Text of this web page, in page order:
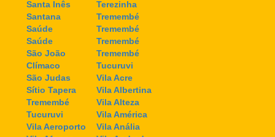
Santa Inês
Santana
Saúde
Saúde
São João
Clímaco
São Judas
Sítio Tapera
Tremembé
Tucuruvi
Vila Aeroporto
Terezinha
Tremembé
Tremembé
Tremembé
Tremembé
Tucuruvi
Vila Acre
Vila Albertina
Vila Alteza
Vila América
Vila Anália